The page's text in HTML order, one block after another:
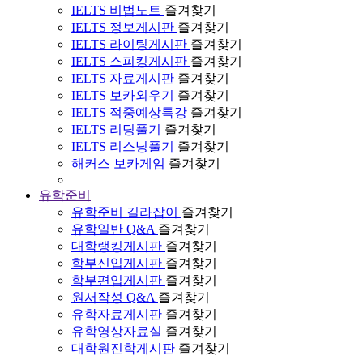
IELTS 비법노트 즐겨찾기
IELTS 정보게시판 즐겨찾기
IELTS 라이팅게시판 즐겨찾기
IELTS 스피킹게시판 즐겨찾기
IELTS 자료게시판 즐겨찾기
IELTS 보카외우기
즐겨찾기
IELTS 적중예상특강 즐겨찾기
IELTS 리딩풀기
즐겨찾기
IELTS 리스닝풀기
즐겨찾기
해커스 보카게임 즐겨찾기
유학준비
유학준비 길라잡이
즐겨찾기
유학일반 Q&A 즐겨찾기
대학랭킹게시판 즐겨찾기
학부신입게시판 즐겨찾기
학부편입게시판 즐겨찾기
원서작성 Q&A 즐겨찾기
유학자료게시판 즐겨찾기
유학영상자료실 즐겨찾기
대학원진학게시판 즐겨찾기